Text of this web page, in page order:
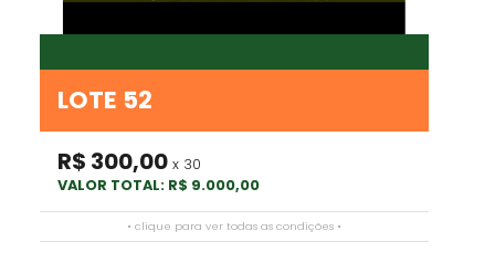
LOTE 52
R$ 300,00 x 30
VALOR TOTAL: R$ 9.000,00
• clique para ver todas as condições •